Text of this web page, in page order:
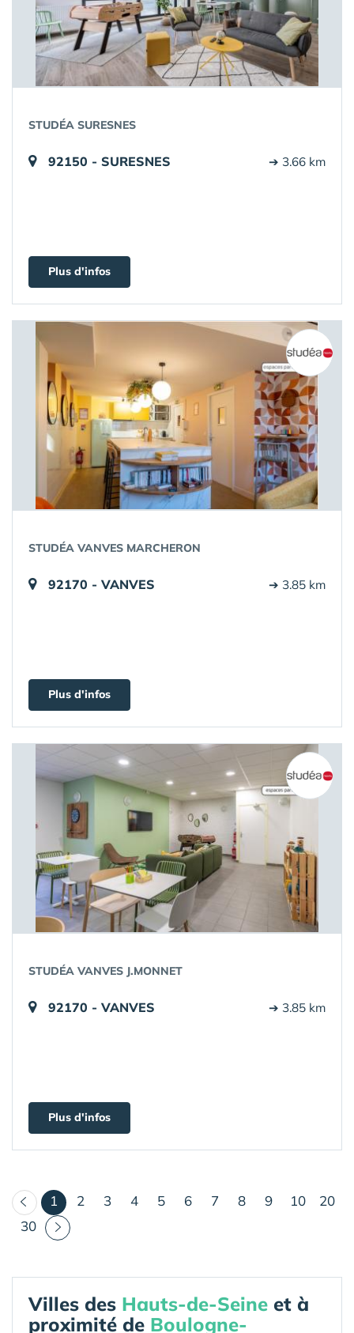
STUDÉA SURESNES
92150 - SURESNES ➔ 3.66 km
Plus d'infos
STUDÉA VANVES MARCHERON
92170 - VANVES ➔ 3.85 km
Plus d'infos
STUDÉA VANVES J.MONNET
92170 - VANVES ➔ 3.85 km
Plus d'infos
1 (courant)
2 3 4 5 6 7 8 9 10
20
30
Villes des Hauts-de-Seine et à
proximité de Boulogne-